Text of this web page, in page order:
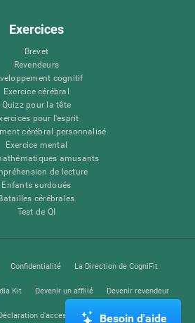
Exercices
Brevet
Revendeurs
cognitif
Exercice cérébral
Quizz pour la tête
pour l'esprit
cérébral personnalisé
Exercice mental
amusants
de lecture
Enfants surdoués
Batailles cérébrales
Test de QI
Confidentialité La Direction de CogniFit
Kit Devenir un affilié Devenir revendeur
d'accessibilité Centre de Confiance
Besoin d'aide